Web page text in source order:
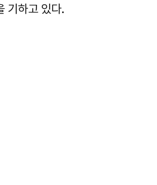
기하고 있다.